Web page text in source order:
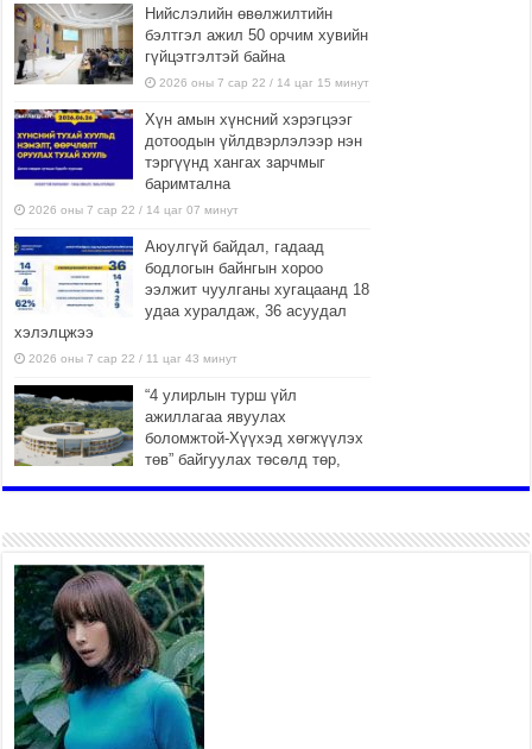
Нийслэлийн өвөлжилтийн
бэлтгэл ажил 50 орчим хувийн
гүйцэтгэлтэй байна
2026 оны 7 сар 22 / 14 цаг 15 минут
Хүн амын хүнсний хэрэгцээг
дотоодын үйлдвэрлэлээр нэн
тэргүүнд хангах зарчмыг
баримтална
2026 оны 7 сар 22 / 14 цаг 07 минут
Аюулгүй байдал, гадаад
бодлогын байнгын хороо
ээлжит чуулганы хугацаанд 18
удаа хуралдаж, 36 асуудал
хэлэлцжээ
2026 оны 7 сар 22 / 11 цаг 43 минут
“4 улирлын турш үйл
ажиллагаа явуулах
боломжтой-Хүүхэд хөгжүүлэх
төв” байгуулах төсөлд төр,
Б.Пүрэвдагва: “Урт цагаан”-ыг
залуучууд чөлөөт цагаа
өнгөрүүлдэг, жуулчид зорьж
ирдэг цэг болгоно
2026 оны 7 сар 21 / 16 цаг 47 минут
Тусгай замын автобус /BRT/
төслийн удирдах хорооны
ээлжит хуралдаан боллоо